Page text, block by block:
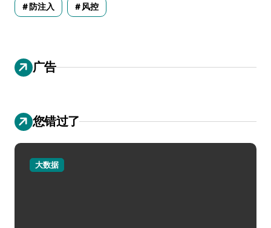
防注入 风控
广告
您错过了
大数据